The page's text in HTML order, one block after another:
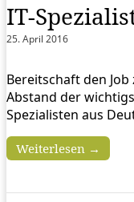
IT-
25. April 2016
Bereitschaft den
Abstand der
Spezialisten aus
Weiterlesen →